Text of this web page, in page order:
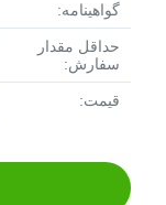
گواهینامه:
حداقل مقدار
سفارش:
قیمت: